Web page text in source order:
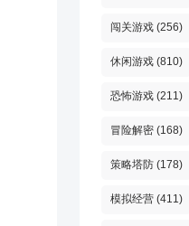
闯关游戏 (256)
休闲游戏 (810)
恐怖游戏 (211)
冒险解密 (168)
策略塔防 (178)
模拟经营 (411)